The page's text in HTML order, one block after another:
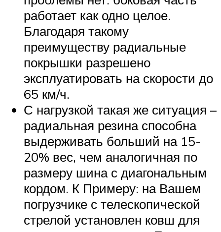
работает как одно целое.
Благодаря такому
преимуществу радиальные
покрышки разрешено
эксплуатировать на скорости до
65 км/ч.
С нагрузкой такая же ситуация –
радиальная резина способна
выдерживать больший на 15-
20% вес, чем аналогичная по
размеру шина с диагональным
кордом. К Примеру: на Вашем
погрузчике с телескопической
стрелой установлен ковш для